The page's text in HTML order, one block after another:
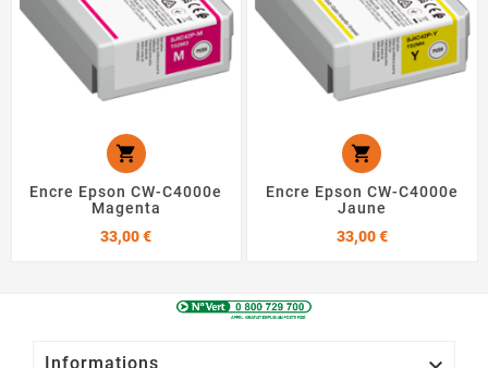

Encre Epson CW-C4000e
Magenta
33,00 €Prix

Encre Epson CW-C4000e
Jaune
33,00 €Prix
Informations